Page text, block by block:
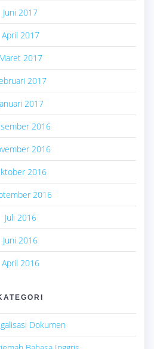
Juni 2017
April 2017
Maret 2017
2017
2017
2016
2016
2016
2016
Juli 2016
Juni 2016
April 2016
Dokumen